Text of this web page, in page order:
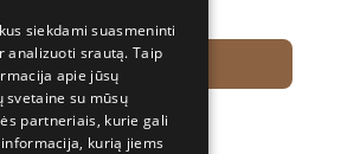
PRENUMERUOTI
siekdami suasmeninti
analizuoti srautą. Taip
apie jūsų
svetaine su mūsų
partneriais, kurie gali
kurią jiems